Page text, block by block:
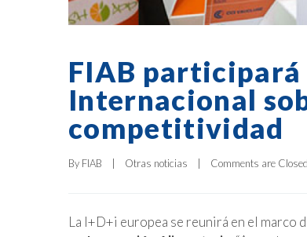
FIAB participará
Internacional
competitividad
By FIAB Otras noticias Comments are Closed
La I+D+i europea se reunirá en el marco